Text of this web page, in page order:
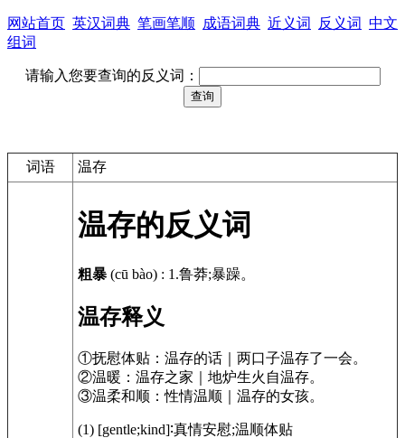
网站首页 英汉词典 笔画笔顺 成语词典 近义词 反义词 中文
组词
请输入您要查询的反义词：
词语 温存
温存的反义词
粗暴 (cū bào) : 1.鲁莽;暴躁。
温存释义
①抚慰体贴：温存的话｜两口子温存了一会。
②温暖：温存之家｜地炉生火自温存。
③温柔和顺：性情温顺｜温存的女孩。
(1) [gentle;kind]∶真情安慰;温顺体贴